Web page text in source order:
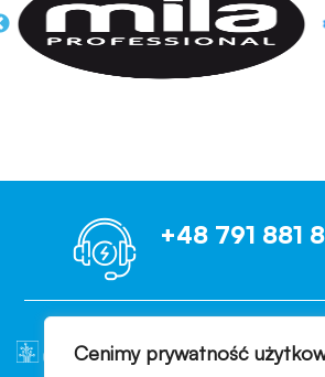
Cenimy prywatność
+48 791 881